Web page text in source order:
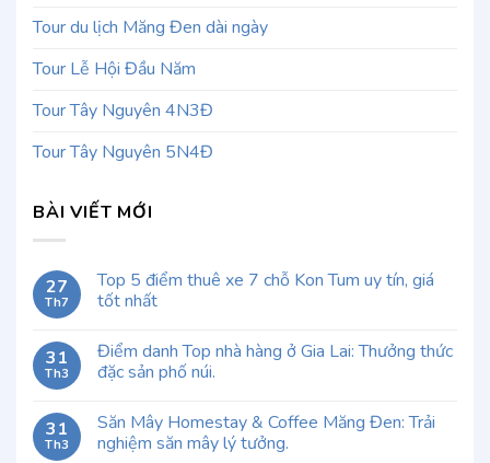
Tour du lịch Măng Đen dài ngày
Tour Lễ Hội Đầu Năm
Tour Tây Nguyên 4N3Đ
Tour Tây Nguyên 5N4Đ
BÀI VIẾT MỚI
27
Th7
Top 5 điểm thuê xe 7 chỗ Kon Tum uy tín, giá
tốt nhất
31
Th3
Điểm danh Top nhà hàng ở Gia Lai: Thưởng thức
đặc sản phố núi.
31
Th3
Săn Mây Homestay & Coffee Măng Đen: Trải
nghiệm săn mây lý tưởng.